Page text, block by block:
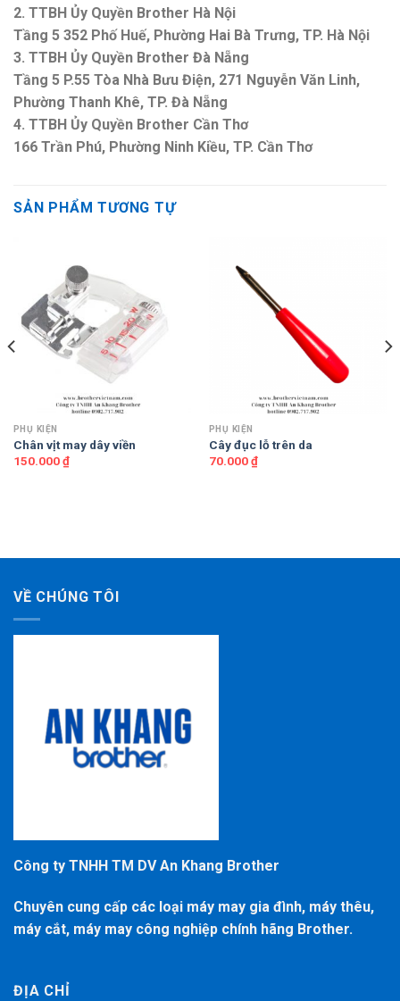
2. TTBH Ủy Quyền Brother Hà Nội
Tầng 5 352 Phố Huế, Phường Hai Bà Trưng, TP. Hà Nội
3. TTBH Ủy Quyền Brother Đà Nẵng
Tầng 5 P.55 Tòa Nhà Bưu Điện, 271 Nguyễn Văn Linh,
Phường Thanh Khê, TP. Đà Nẵng
4. TTBH Ủy Quyền Brother Cần Thơ
166 Trần Phú, Phường Ninh Kiều, TP. Cần Thơ
SẢN PHẨM TƯƠNG TỰ
PHỤ KIỆN
Chân vịt may dây viền
150.000₫
PHỤ KIỆN
Cây đục lỗ trên da
70.000₫
VỀ CHÚNG TÔI
Công ty TNHH TM DV An Khang Brother
Chuyên cung cấp các loại máy may gia đình, máy thêu,
máy cắt, máy may công nghiệp chính hãng Brother.
ĐỊA CHỈ